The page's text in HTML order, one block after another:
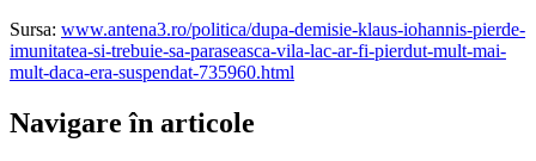
Sursa: www.antena3.ro/politica/dupa-demisie-klaus-iohannis-pierde-
imunitatea-si-trebuie-sa-paraseasca-vila-lac-ar-fi-pierdut-mult-mai-
mult-daca-era-suspendat-735960.html
Navigare în articole